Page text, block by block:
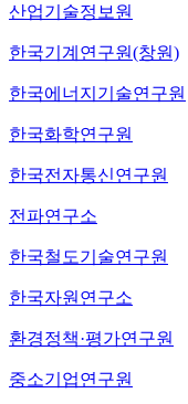
산업기술정보원
한국기계연구원(창원)
한국에너지기술연구원
한국화학연구원
한국전자통신연구원
전파연구소
한국철도기술연구원
한국자원연구소
환경정책·평가연구원
중소기업연구원